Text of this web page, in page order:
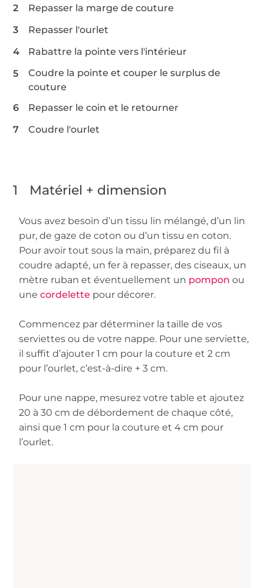
Repasser la marge de couture
Repasser l'ourlet
Rabattre la pointe vers l'intérieur
Coudre la pointe et couper le surplus de
couture
Repasser le coin et le retourner
Coudre l'ourlet
1 Matériel + dimension
Vous avez besoin d’un tissu lin mélangé, d’un lin
pur, de gaze de coton ou d’un tissu en coton.
Pour avoir tout sous la main, préparez du fil à
coudre adapté, un fer à repasser, des ciseaux, un
mètre ruban et éventuellement un pompon ou
unecordelette pour décorer.
Commencez par déterminer la taille de vos
serviettes ou de votre nappe. Pour une serviette,
il suffit d’ajouter 1 cm pour la couture et 2 cm
pour l’ourlet, c’est-à-dire + 3 cm.
Pour une nappe, mesurez votre table et ajoutez
20 à 30 cm de débordement de chaque côté,
ainsi que 1 cm pour la couture et 4 cm pour
l’ourlet.